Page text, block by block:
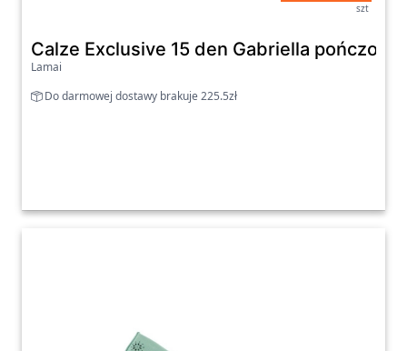
szt
Calze Exclusive 15 den Gabriella
Lamai
Do darmowej dostawy brakuje 225.5zł